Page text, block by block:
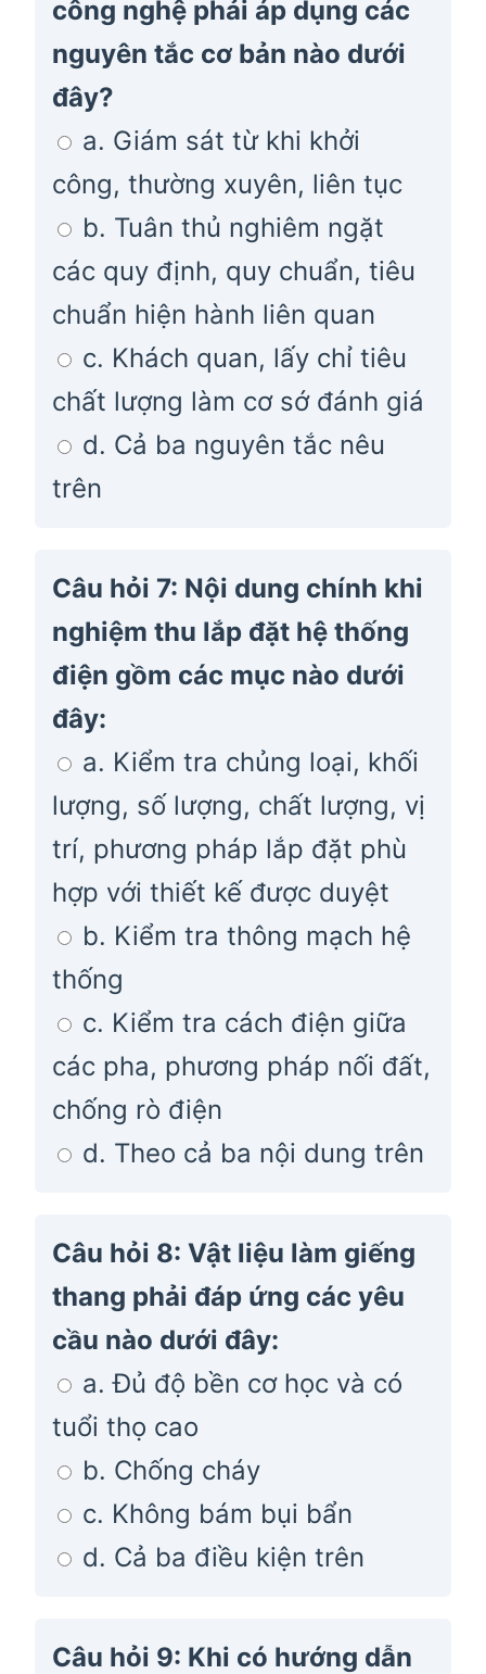
công nghệ phải áp dụng các
nguyên tắc cơ bản nào dưới
đây?
a. Giám sát từ khi khởi
công, thường xuyên, liên tục
b. Tuân thủ nghiêm ngặt
các quy định, quy chuẩn, tiêu
chuẩn hiện hành liên quan
c. Khách quan, lấy chỉ tiêu
chất lượng làm cơ sớ đánh giá
d. Cả ba nguyên tắc nêu
trên
Câu hỏi 7: Nội dung chính khi
nghiệm thu lắp đặt hệ thống
điện gồm các mục nào dưới
đây:
a. Kiểm tra chủng loại, khối
lượng, số lượng, chất lượng, vị
trí, phương pháp lắp đặt phù
hợp với thiết kế được duyệt
b. Kiểm tra thông mạch hệ
thống
c. Kiểm tra cách điện giữa
các pha, phương pháp nối đất,
chống rò điện
d. Theo cả ba nội dung trên
Câu hỏi 8: Vật liệu làm giếng
thang phải đáp ứng các yêu
cầu nào dưới đây:
a. Đủ độ bền cơ học và có
tuổi thọ cao
b. Chống cháy
c. Không bám bụi bẩn
d. Cả ba điều kiện trên
Câu hỏi 9: Khi có hướng dẫn